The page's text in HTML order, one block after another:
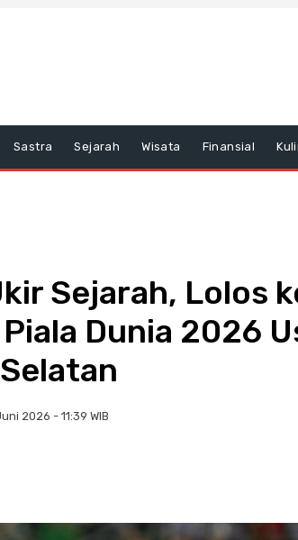
Sastra Sejarah Wisata Finansial
Sejarah, Lolos
Dunia 2026
2026 - 11:39 WIB